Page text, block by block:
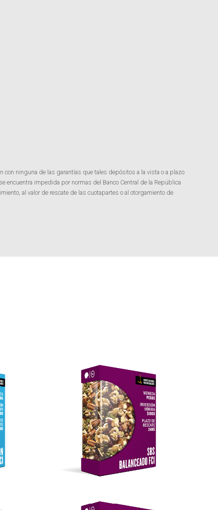
con ninguna de las garantías que tales depósitos a la vista o a plazo
encuentra impedida por normas del Banco Central de la República
al valor de rescate de las cuotapartes o al otorgamiento de